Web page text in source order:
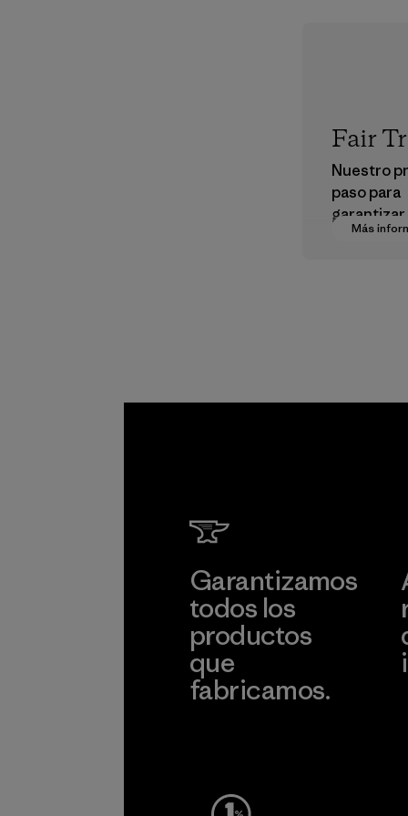
Más
Fair
Nuestro
paso para
garantizar
dignos en
Garantizamos
todos los
productos
que
fabricamos.